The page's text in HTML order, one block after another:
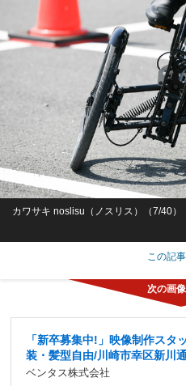
カワサキ noslisu（ノスリス）（7/40）
この記
「新卒募集中!」映像制作スタ
装・髪型自由/川崎市幸区新川
ベンタス株式会社